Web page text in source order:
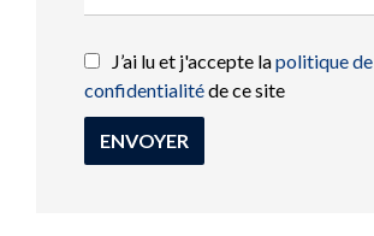
J’ai lu et j'accepte lapolitique de
confidentialitéde ce site
ENVOYER